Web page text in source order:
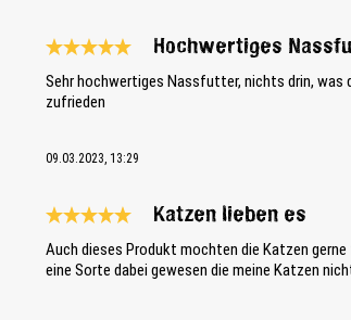
Hochwertiges
Sehr hochwertiges Nassfutter, nichts drin, was
zufrieden
09.03.2023, 13:29
Katzen lieben es
Auch dieses Produkt mochten die Katzen
eine Sorte dabei gewesen die meine Katzen